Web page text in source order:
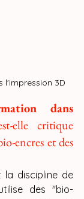
l'impression 3D
dans
elle critique
encres et des
la discipline de
des "bio-